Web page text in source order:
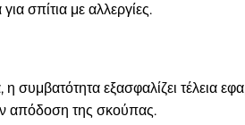
σπίτια με αλλεργίες.
συμβατότητα εξασφαλίζει τέλεια
απόδοση της σκούπας.